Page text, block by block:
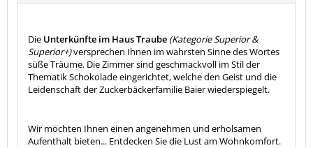
Die Unterkünfte im Haus Traube (Kategorie Superior &
Superior+)versprechen Ihnen im wahrsten Sinne des Wortes
süße Träume. Die Zimmer sind geschmackvoll im Stil der
Thematik Schokolade eingerichtet, welche den Geist und die
Leidenschaft der Zuckerbäckerfamilie Baier wiederspiegelt.
Wir möchten Ihnen einen angenehmen und erholsamen
Aufenthalt bieten... Entdecken Sie die Lust am Wohnkomfort.